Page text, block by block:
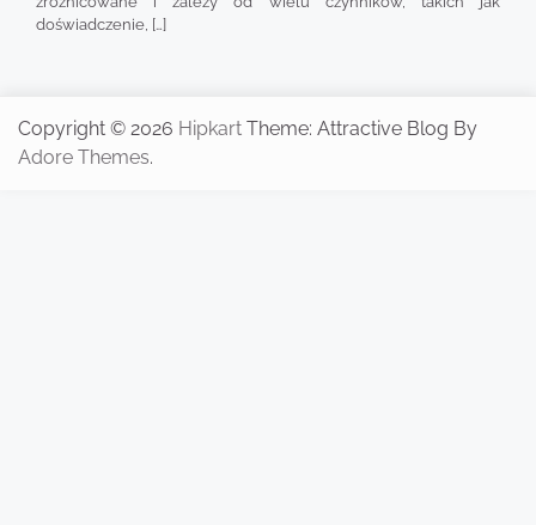
doświadczenie, […]
Copyright © 2026 Hipkart Theme: Attractive Blog By
Adore Themes.